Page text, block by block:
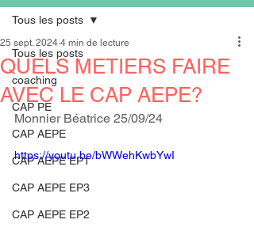
Tous les posts
coaching
CAP PE
CAP AEPE
CAP AEPE EP1
CAP AEPE EP3
CAP AEPE EP2
Tous les posts
QUELS METIERS FAIRE
AVEC LE CAP AEPE?
25 sept. 2024 4 min de lecture
Monnier Béatrice 25/09/24
https://youtu.be/bWWehKwbYwI